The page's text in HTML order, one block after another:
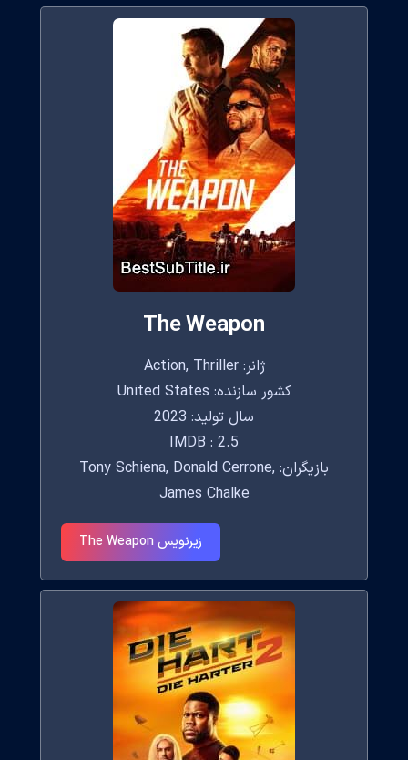
The Weapon
ژانر: Action, Thriller
کشور سازنده: United States
سال تولید: 2023
IMDB : 2.5
بازیگران: Tony Schiena, Donald Cerrone,
James Chalke
زیرنویس The Weapon